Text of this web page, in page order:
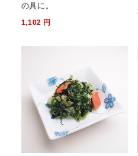
の具に。
1,102 円